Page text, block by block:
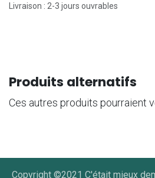
Livraison : 2-3 jours ouvrables
Produits alternatifs
Ces autres produits pourraient
Copyright ©2021 C'était mieux